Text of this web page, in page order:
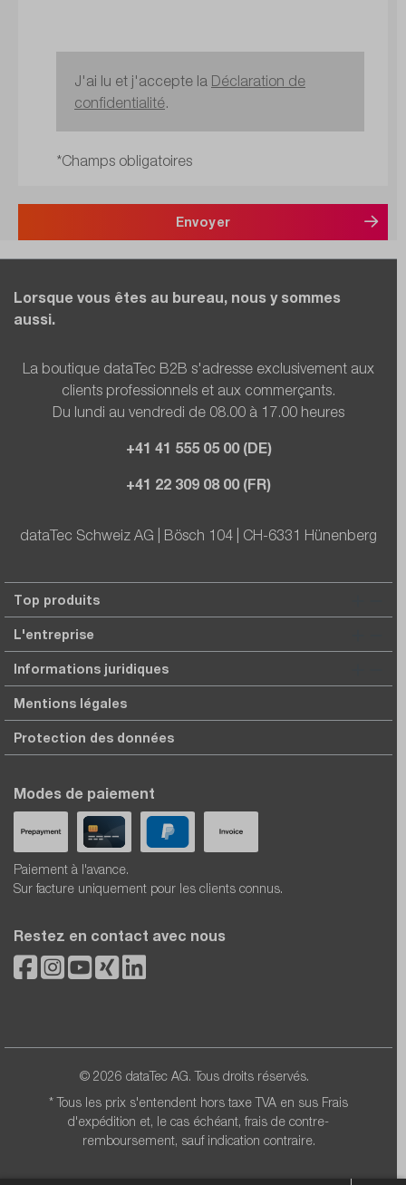
J'ai lu et j'accepte la Déclaration de
confidentialité.
*Champs obligatoires
Envoyer
Lorsque vous êtes au bureau, nous y sommes
aussi.
La boutique dataTec B2B s'adresse exclusivement aux
clients professionnels et aux commerçants.
Du lundi au vendredi de 08.00 à 17.00 heures
+41 41 555 05 00 (DE)
+41 22 309 08 00 (FR)
dataTec Schweiz AG | Bösch 104 | CH-6331 Hünenberg
Top produits
L'entreprise
Informations juridiques
Mentions légales
Protection des données
Modes de paiement
Paiement à l'avance.
Sur facture uniquement pour les clients connus.
Restez en contact avec nous
© 2026 dataTec AG. Tous droits réservés.
* Tous les prix s'entendent hors taxe TVA en sus Frais
d'expédition et, le cas échéant, frais de contre-
remboursement, sauf indication contraire.